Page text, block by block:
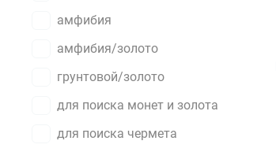
амфибия
амфибия/золото
грунтовой/золото
для поиска монет и золота
для поиска чермета